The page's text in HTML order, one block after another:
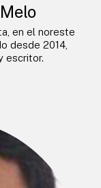
en el noreste
desde 2014,
escritor.